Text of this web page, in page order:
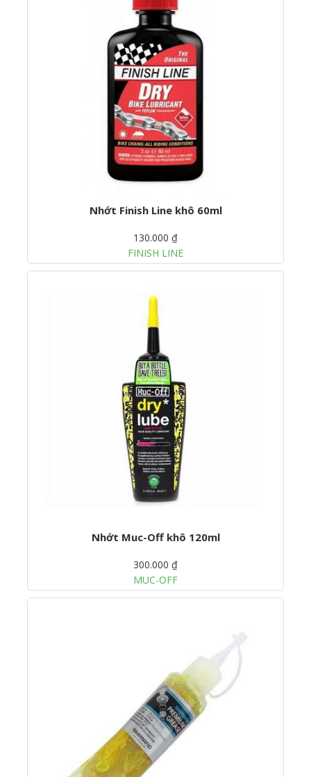
Nhớt Finish Line khô 60ml
130.000 ₫
FINISH LINE
Nhớt Muc-Off khô 120ml
300.000 ₫
MUC-OFF